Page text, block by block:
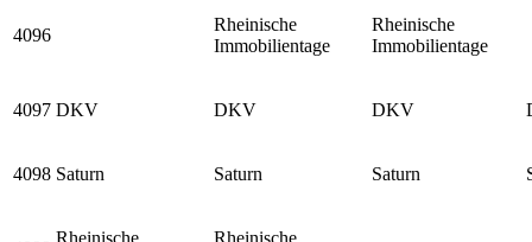
4096
Rheinische
Immobilientage
Rheinische
Immobilientage
4097 DKV DKV DKV
4098 Saturn Saturn Saturn
Rheinische
Rheinische